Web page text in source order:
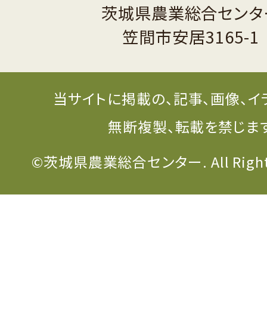
茨城県農業総合セン
笠間市安居3165-1
当サイトに掲載の、記事、画像、
無断複製、転載を禁じま
©茨城県農業総合センター. All